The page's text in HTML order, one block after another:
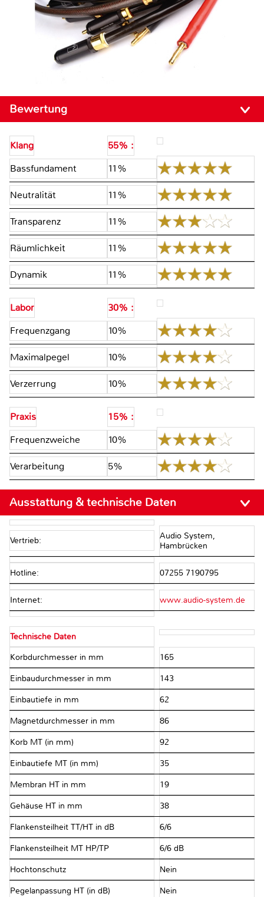
Bewertung
Klang
55% :
Bassfundament
11%
Neutralität 11%
Transparenz 11%
Räumlichkeit 11%
Dynamik 11%
Labor
30% :
Frequenzgang
10%
Maximalpegel 10%
Verzerrung 10%
Praxis
15% :
Frequenzweiche
10%
Verarbeitung 5%
Ausstattung & technische Daten
Vertrieb:
Audio System,
Hambrücken
Hotline: 07255 7190795
Internet: www.audio-system.de
Technische Daten
Korbdurchmesser in mm 165
Einbaudurchmesser in mm 143
Einbautiefe in mm 62
Magnetdurchmesser in mm 86
Korb MT (in mm) 92
Einbautiefe MT (in mm) 35
Membran HT in mm 19
Gehäuse HT in mm 38
Flankensteilheit TT/HT in dB 6/6
Flankensteilheit MT HP/TP 6/6 dB
Hochtonschutz Nein
Pegelanpassung HT (in dB) Nein